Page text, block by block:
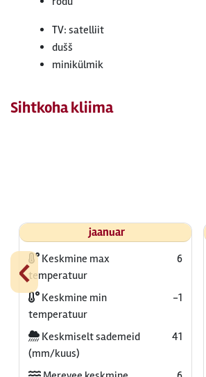
TV: satelliit
dušš
minikülmik
Sihtkoha kliima
‹
jaanuar
Keskmine max
temperatuur
6
Keskmine min
temperatuur
-1
Keskmiselt sademeid
(mm/kuus)
41